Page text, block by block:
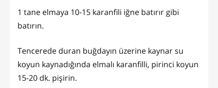
1 tane elmaya 10-15 karanfili iğne batırır gibi
batırın.
Tencerede duran buğdayın üzerine kaynar su
koyun kaynadığında elmalı karanfilli, pirinci koyun
15-20 dk. pişirin.